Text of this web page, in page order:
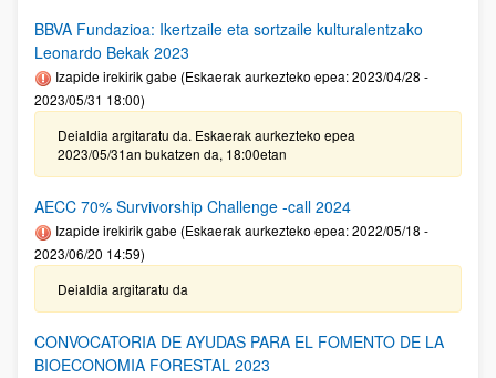
BBVA Fundazioa: Ikertzaile eta sortzaile kulturalentzako
Leonardo Bekak 2023
Izapide irekirik gabe (Eskaerak aurkezteko epea: 2023/04/28 -
2023/05/31 18:00)
Deialdia argitaratu da. Eskaerak aurkezteko epea
2023/05/31an bukatzen da, 18:00etan
AECC 70% Survivorship Challenge -call 2024
Izapide irekirik gabe (Eskaerak aurkezteko epea: 2022/05/18 -
2023/06/20 14:59)
Deialdia argitaratu da
CONVOCATORIA DE AYUDAS PARA EL FOMENTO DE LA
BIOECONOMIA FORESTAL 2023